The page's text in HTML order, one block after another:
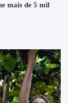
mais de 5 mil